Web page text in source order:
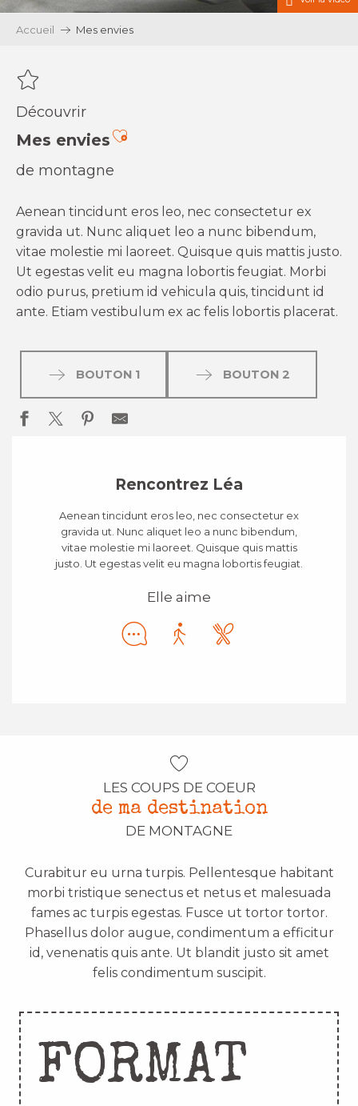
Accueil Mes envies
Découvrir
Mes enviesAjouter aux favoris
de montagne
Aenean tincidunt eros leo, nec consectetur ex
gravida ut. Nunc aliquet leo a nunc bibendum,
vitae molestie mi laoreet. Quisque quis mattis justo.
Ut egestas velit eu magna lobortis feugiat. Morbi
odio purus, pretium id vehicula quis, tincidunt id
ante. Etiam vestibulum ex ac felis lobortis placerat.
BOUTON 1 BOUTON 2
Rencontrez Léa
Aenean tincidunt eros leo, nec consectetur ex
gravida ut. Nunc aliquet leo a nunc bibendum,
vitae molestie mi laoreet. Quisque quis mattis
justo. Ut egestas velit eu magna lobortis feugiat.
Elle aime
LES COUPS DE COEUR
de ma destination
DE MONTAGNE
Curabitur eu urna turpis. Pellentesque habitant
morbi tristique senectus et netus et malesuada
fames ac turpis egestas. Fusce ut tortor tortor.
Phasellus dolor augue, condimentum a efficitur
id, venenatis quis ante. Ut blandit justo sit amet
felis condimentum suscipit.
FORMAT